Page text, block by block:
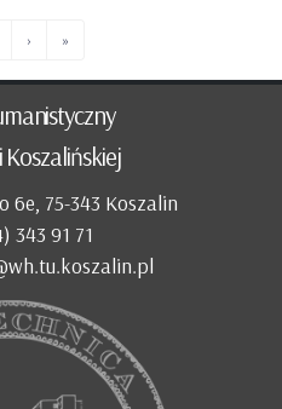
› »
6e, 75-343 Koszalin
343 91 71